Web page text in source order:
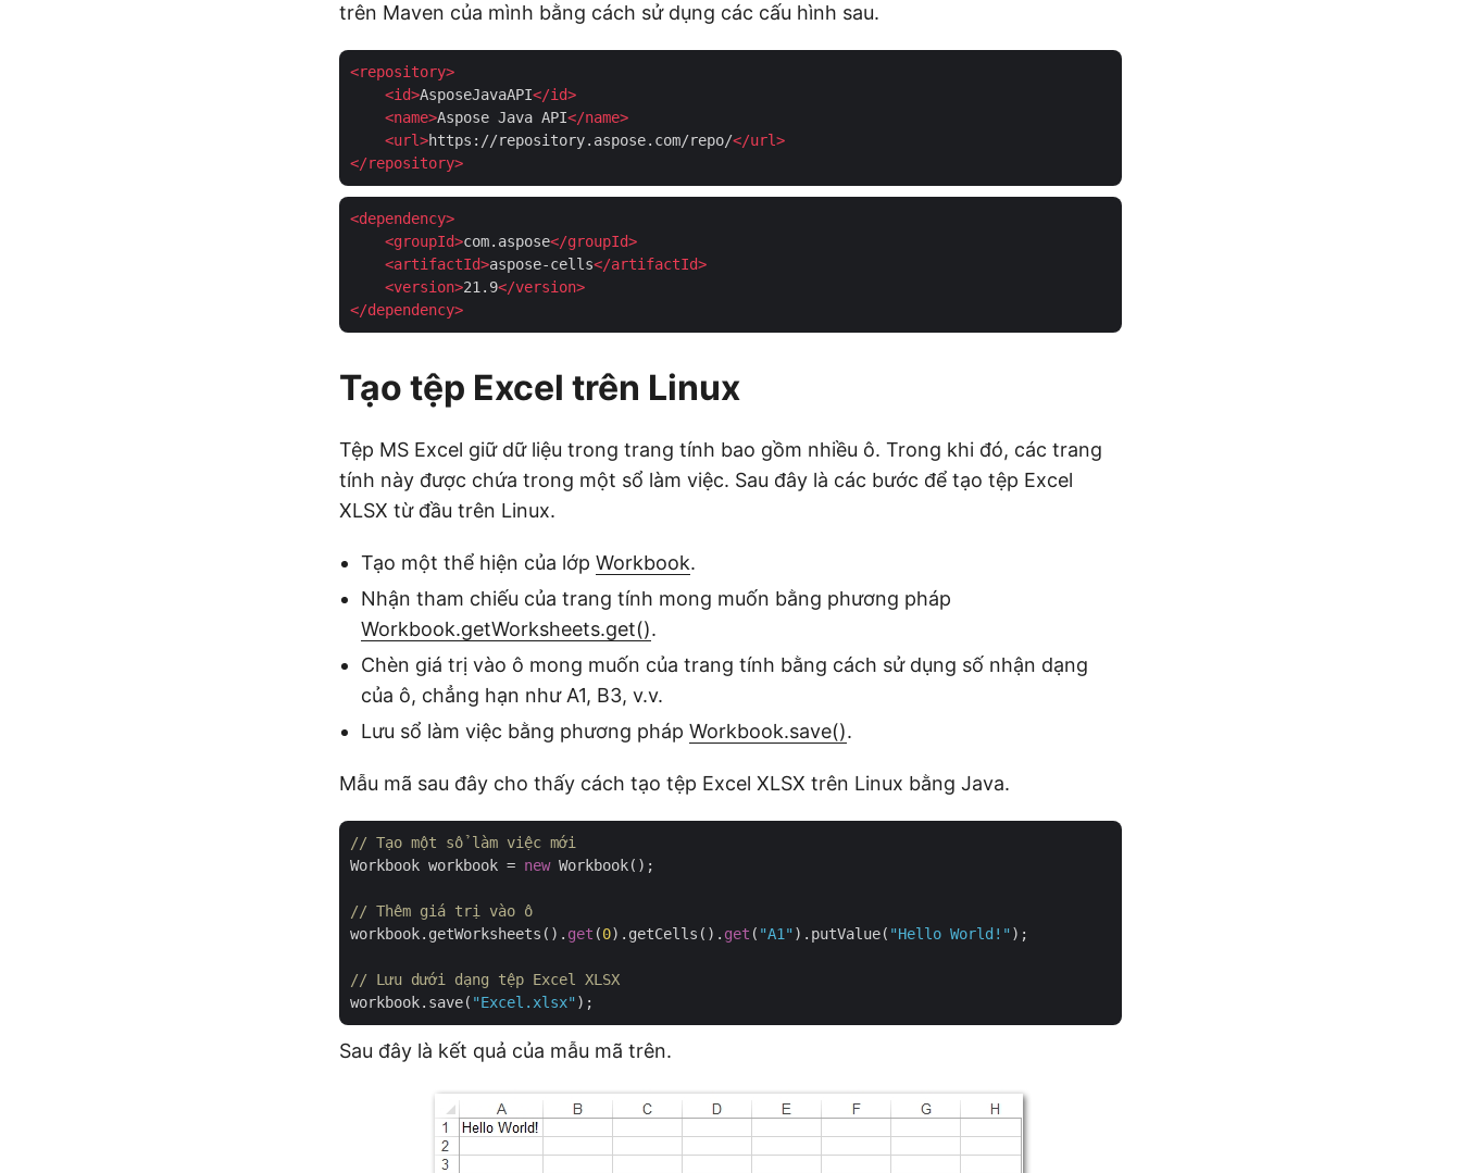
trên Maven của mình bằng cách sử dụng các cấu hình sau.
<repository>
<id>AsposeJavaAPI</id>
<name>Aspose Java API</name>
<url>https://repository.aspose.com/repo/</url>
</repository>
<dependency>
<groupId>com.aspose</groupId>
<artifactId>aspose-cells</artifactId>
<version>21.9</version>
</dependency>
Tạo tệp Excel trên Linux
Tệp MS Excel giữ dữ liệu trong trang tính bao gồm nhiều ô. Trong khi đó, các trang
tính này được chứa trong một sổ làm việc. Sau đây là các bước để tạo tệp Excel
XLSX từ đầu trên Linux.
Tạo một thể hiện của lớp Workbook.
Nhận tham chiếu của trang tính mong muốn bằng phương pháp
Workbook.getWorksheets.get().
Chèn giá trị vào ô mong muốn của trang tính bằng cách sử dụng số nhận dạng
của ô, chẳng hạn như A1, B3, v.v.
Lưu sổ làm việc bằng phương pháp Workbook.save().
Mẫu mã sau đây cho thấy cách tạo tệp Excel XLSX trên Linux bằng Java.
// Tạo một sổ làm việc mới
Workbook workbook = new Workbook();
// Thêm giá trị vào ô
workbook.getWorksheets(). get (0).getCells(). get ( "A1" ).putValue( "Hello World!" );
// Lưu dưới dạng tệp Excel XLSX
workbook.save( "Excel.xlsx"
Sau đây là kết quả của mẫu mã trên.